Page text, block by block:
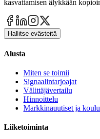
kasvattamisen älykkään
Hallitse evästeitä
Alusta
Miten se toimii
Signaalintarjoajat
Välittäjävertailu
Hinnoittelu
Markkinauutiset ja
Liiketoiminta